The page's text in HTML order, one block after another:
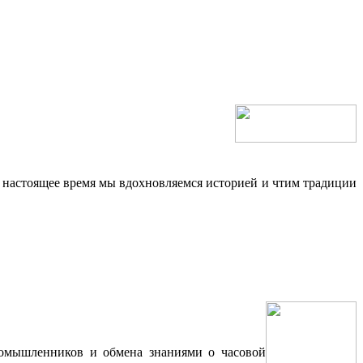
время мы вдохновляемся историей и чтим традиции
и обмена знаниями о часовой